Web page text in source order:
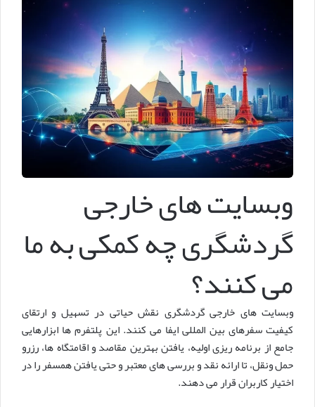
وبسایت های خارجی
گردشگری چه کمکی به ما
می کنند؟
وبسایت های خارجی گردشگری نقش حیاتی در تسهیل و ارتقای
کیفیت سفرهای بین المللی ایفا می کنند. این پلتفرم ها ابزارهایی
جامع از برنامه ریزی اولیه، یافتن بهترین مقاصد و اقامتگاه ها، رزرو
حمل ونقل، تا ارائه نقد و بررسی های معتبر و حتی یافتن همسفر را در
اختیار کاربران قرار می دهند.